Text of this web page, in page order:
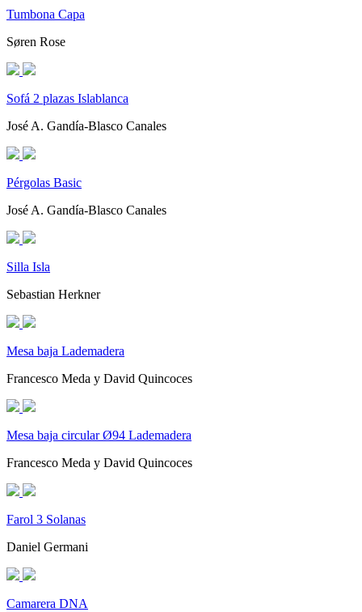
Tumbona Capa
Søren Rose
Sofá 2 plazas Islablanca
José A. Gandía-Blasco Canales
Pérgolas Basic
José A. Gandía-Blasco Canales
Silla Isla
Sebastian Herkner
Mesa baja Lademadera
Francesco Meda y David Quincoces
Mesa baja circular Ø94 Lademadera
Francesco Meda y David Quincoces
Farol 3 Solanas
Daniel Germani
Camarera DNA